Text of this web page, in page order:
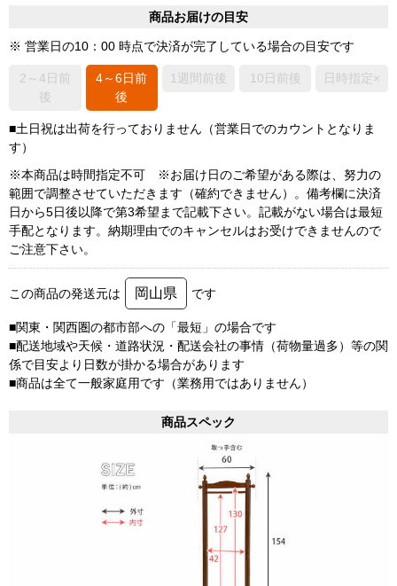
商品お届けの目安
※ 営業日の10：00 時点で決済が完了している場合の目安です
2～4日前
後
4～6日前
後
1週間前後 10日前後 日時指定×
■土日祝は出荷を行っておりません（営業日でのカウントとなりま
す）
※本商品は時間指定不可 ※お届け日のご希望がある際は、努力の
範囲で調整させていただきます（確約できません）。備考欄に決済
日から5日後以降で第3希望まで記載下さい。記載がない場合は最短
手配となります。納期理由でのキャンセルはお受けできませんので
ご注意下さい。
この商品の発送元は 岡山県 です
■関東・関西圏の都市部への「最短」の場合です
■配送地域や天候・道路状況・配送会社の事情（荷物量過多）等の関
係で目安より日数が掛かる場合があります
■商品は全て一般家庭用です（業務用ではありません）
商品スペック